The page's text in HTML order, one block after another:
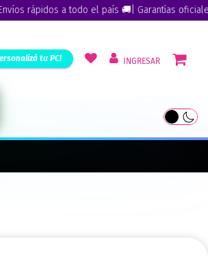
rápidos a todo el país 🚚| Garantías oficiales🏅
tu PC! INGRESAR